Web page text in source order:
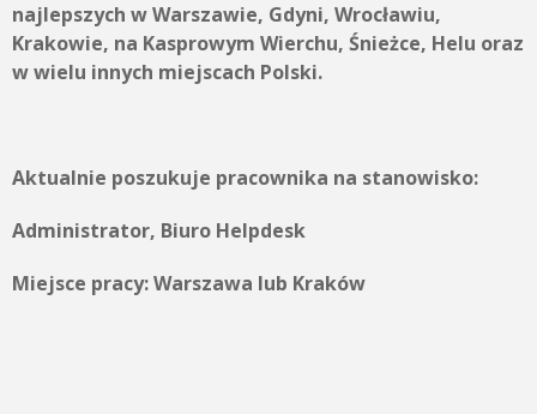
najlepszych w Warszawie, Gdyni, Wrocławiu,
Krakowie, na Kasprowym Wierchu, Śnieżce, Helu oraz
w wielu innych miejscach Polski.
Aktualnie poszukuje pracownika na stanowisko:
Administrator, Biuro Helpdesk
Miejsce pracy:Warszawa lub Kraków